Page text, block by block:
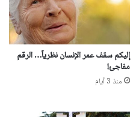
إليكم سقف عمر الإنسان نظرياً… الرقم
مفاجئ!
منذ 3 أيام